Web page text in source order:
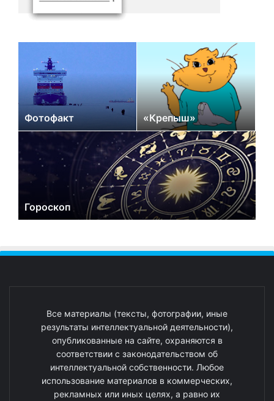
Фотофакт «Крепыш»
Гороскоп
Все материалы (тексты, фотографии, иные
результаты интеллектуальной деятельности),
опубликованные на сайте, охраняются в
соответствии с законодательством об
интеллектуальной собственности. Любое
использование материалов в коммерческих,
рекламных или иных целях, а равно их